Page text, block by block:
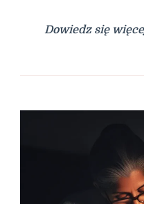
Dowiedz się